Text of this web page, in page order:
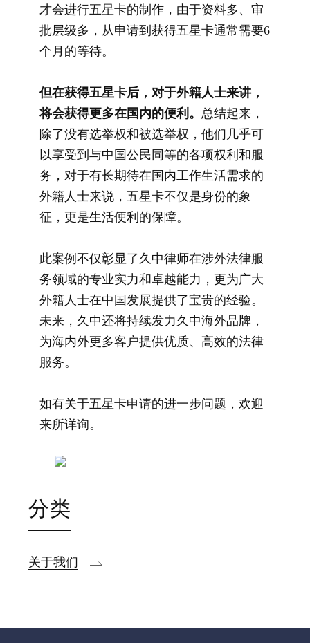
才会进行五星卡的制作，由于资料多、审
批层级多，从申请到获得五星卡通常需要6
个月的等待。
但在获得五星卡后，对于外籍人士来讲，
将会获得更多在国内的便利。 总结起来，
除了没有选举权和被选举权，他们几乎可
以享受到与中国公民同等的各项权利和服
务，对于有长期待在国内工作生活需求的
外籍人士来说，五星卡不仅是身份的象
征，更是生活便利的保障。
此案例不仅彰显了久中律师在涉外法律服
务领域的专业实力和卓越能力，更为广大
外籍人士在中国发展提供了宝贵的经验。
未来，久中还将持续发力久中海外品牌，
为海内外更多客户提供优质、高效的法律
服务。
如有关于五星卡申请的进一步问题，欢迎
来所详询。
分类
关于我们